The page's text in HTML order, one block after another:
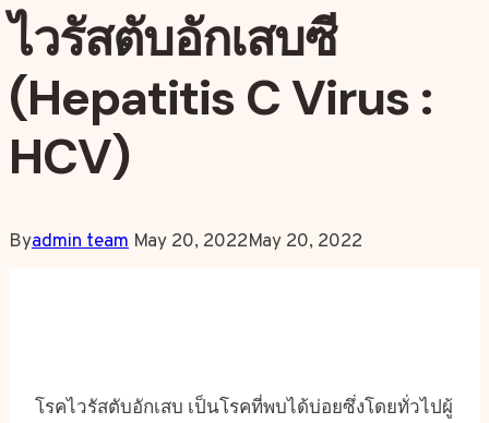
ไวรัสตับอักเสบซี
(Hepatitis C Virus :
HCV)
Byadmin team May 20, 2022May 20, 2022
โรคไวรัสตับอักเสบ เป็นโรคที่พบได้บ่อยซึ่งโดยทั่วไปผู้